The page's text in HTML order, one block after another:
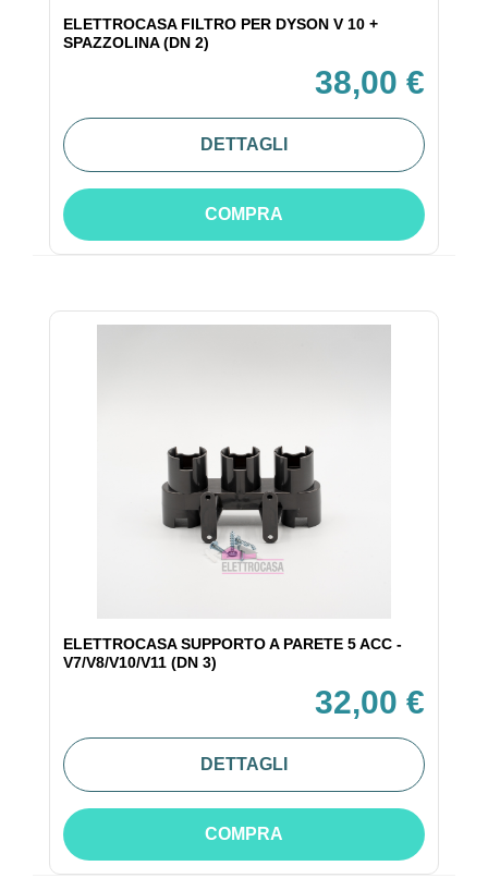
ELETTROCASA FILTRO PER DYSON V 10 +
SPAZZOLINA (DN 2)
38,00 €
DETTAGLI
COMPRA
ELETTROCASA SUPPORTO A PARETE 5 ACC -
V7/V8/V10/V11 (DN 3)
32,00 €
DETTAGLI
COMPRA